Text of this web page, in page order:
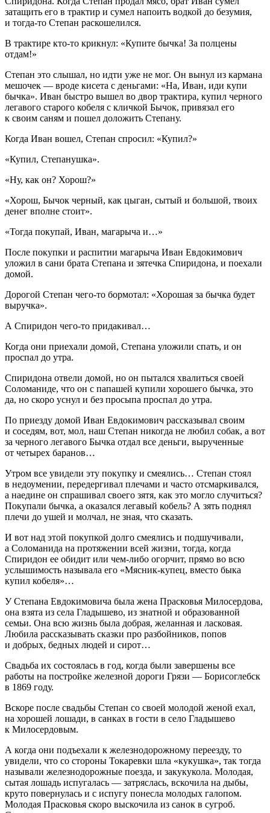
затащить его в трактир и сумел напоить водкой до безумия,
и тогда-то Степан раскошелился.
В трактире кто-то крикнул: «Купите бычка! За полцены
отдам!»
Степан это слышал, но идти уже не мог. Он вынул из кармана
мешочек — вроде кисета с деньгами: «На, Иван, иди купи
бычка». Иван быстро вышел во двор трактира, купил черного
легавого старого кобеля с кличкой Бычок, привязал его
к своим саням и пошел доложить Степану.
Когда Иван вошел, Степан спросил: «Купил?»
«Купил, Степанушка».
«Ну, как он? Хорош?»
«Хорош, Бычок черный, как цыган, сытый и большой, твоих
денег вполне стоит».
«Тогда покупай, Иван, магарыча и…»
После покупки и распитии магарыча Иван Евдокимович
уложил в сани брата Степана и зятечка Спиридона, и поехали
домой.
Дорогой Степан чего-то бормотал: «Хорошая за бычка будет
выручка».
А Спиридон чего-то придакивал…
Когда они приехали домой, Степана уложили спать, и он
проспал до утра.
Спиридона отвели домой, но он пытался хвалиться своей
Соломаниде, что он с папашей купили хорошего бычка, это
да, но скоро уснул и без просыпа проспал до утра.
По приезду домой Иван Евдокимович рассказывал своим
и соседям, вот, мол, наш Степан никогда не любил собак, а вот
за черного легавого Бычка отдал все деньги, вырученные
от четырех баранов…
Утром все увидели эту покупку и смеялись… Степан стоял
в недоумении, передергивал плечами и часто отсмаркивался,
а наедине он спрашивал своего зятя, как это могло случиться?
Покупали бычка, а оказался легавый кобель? А зять поднял
плечи до ушей и молчал, не зная, что сказать.
И вот над этой покупкой долго смеялись и подшучивали,
а Соломанида на протяжении всей жизни, тогда, когда
Спиридон ее обидит или чем-либо огорчит, прямо во всю
услышимость называла его «Мясник-купец, вместо быка
купил кобеля»…
У Степана Евдокимовича была жена Прасковья Милосердова,
она взята из села Гладышево, из знатной и образованной
семьи. Она всю жизнь была добрая, желанная и ласковая.
Любила рассказывать сказки про разбойников, попов
и добрых, бедных людей и сирот…
Свадьба их состоялась в год, когда были завершены все
работы на постройке железной дороги Грязи — Борисоглебск
в 1869 году.
Вскоре после свадьбы Степан со своей молодой женой ехал,
на хорошей лошади, в санках в гости в село Гладышево
к Милосердовым.
А когда они подъехали к железнодорожному переезду, то
увидели, что со стороны Токаревки шла «кукушка», так тогда
называли железнодорожные поезда, и закукукола. Молодая,
сытая лошадь испугалась — затряслась, вскочила на дыбы,
круто повернулась и с испугу понесла молодых галопом.
Молодая Прасковья скоро выскочила из санок в сугроб.